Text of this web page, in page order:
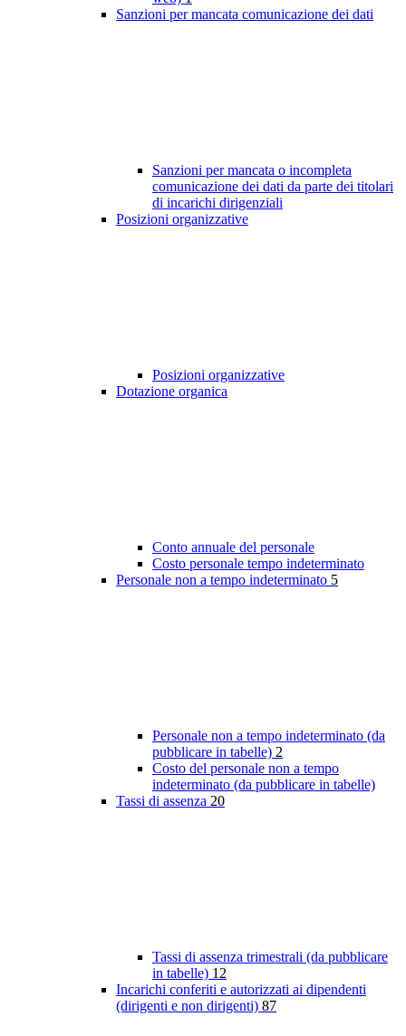
Sanzioni per mancata comunicazione dei dati
Sanzioni per mancata o incompleta
comunicazione dei dati da parte dei titolari
di incarichi dirigenziali
Posizioni organizzative
Posizioni organizzative
Dotazione organica
Conto annuale del personale
Costo personale tempo indeterminato
Personale non a tempo indeterminato 5
Personale non a tempo indeterminato (da
pubblicare in tabelle) 2
Costo del personale non a tempo
indeterminato (da pubblicare in tabelle)
Tassi di assenza 20
Tassi di assenza trimestrali (da pubblicare
in tabelle) 12
Incarichi conferiti e autorizzati ai dipendenti
(dirigenti e non dirigenti) 87